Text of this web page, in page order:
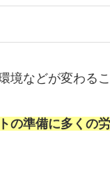
境などが変わるこ
の準備に多くの